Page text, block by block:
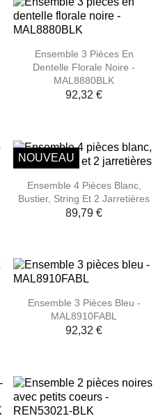
Ensemble 3 Pièces En
Dentelle Florale Noire -
MAL8880BLK
92,32 €
Ensemble 4 Pièces Blanc,
Bustier, String Et 2 Jarretières
89,79 €
NOUVEAU
Ensemble 3 Pièces Bleu -
MAL8910FABL
92,32 €